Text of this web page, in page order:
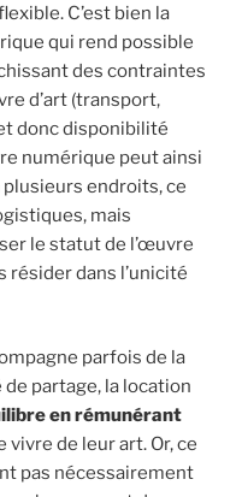
C’est bien la
qui rend possible
des contraintes
d’art (transport,
donc disponibilité
numérique peut ainsi
endroits, ce
mais
le statut de l’œuvre
résider dans l’unicité
parfois de la
partage, la location
en rémunérant
de leur art. Or, ce
pas nécessairement